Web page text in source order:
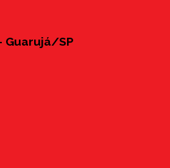
Guarujá/SP